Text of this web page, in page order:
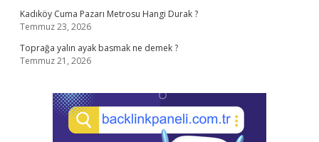
Kadıköy Cuma Pazarı Metrosu Hangi Durak ?
Temmuz 23, 2026
Toprağa yalın ayak basmak ne demek ?
Temmuz 21, 2026